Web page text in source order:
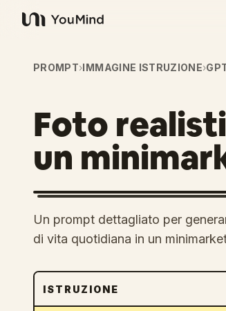
YouMind
PROMPT›IMMAGINE ISTRUZIONE›
Foto
un
Un prompt dettagliato per
di vita quotidiana in un
ISTRUZIONE